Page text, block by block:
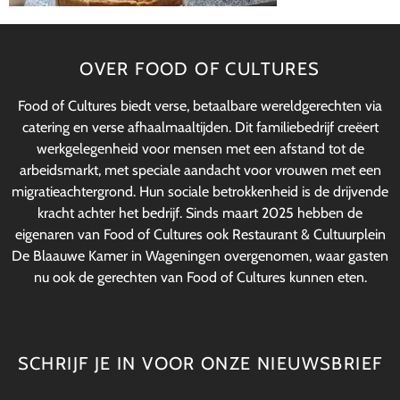
OVER FOOD OF CULTURES
Food of Cultures biedt verse, betaalbare wereldgerechten via
catering en verse afhaalmaaltijden. Dit familiebedrijf creëert
werkgelegenheid voor mensen met een afstand tot de
arbeidsmarkt, met speciale aandacht voor vrouwen met een
migratieachtergrond. Hun sociale betrokkenheid is de drijvende
kracht achter het bedrijf. Sinds maart 2025 hebben de
eigenaren van Food of Cultures ook Restaurant & Cultuurplein
De Blaauwe Kamer in Wageningen overgenomen, waar gasten
nu ook de gerechten van Food of Cultures kunnen eten.
SCHRIJF JE IN VOOR ONZE NIEUWSBRIEF